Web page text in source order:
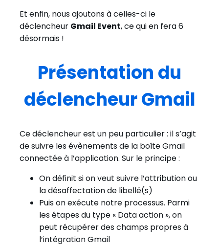
Et enfin, nous ajoutons à celles-ci le
déclencheur Gmail Event, ce qui en fera 6
désormais !
Présentation du
déclencheur Gmail
Ce déclencheur est un peu particulier : il s’agit
de suivre les évènements de la boîte Gmail
connectée à l’application. Sur le principe :
On définit si on veut suivre l’attribution ou
la désaffectation de libellé(s)
Puis on exécute notre processus. Parmi
les étapes du type « Data action », on
peut récupérer des champs propres à
l’intégration Gmail